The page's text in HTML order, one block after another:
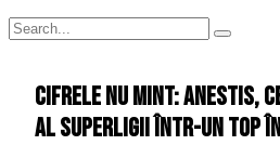
Cifrele nu mint: Anestis,
al SuperLigii într-un top